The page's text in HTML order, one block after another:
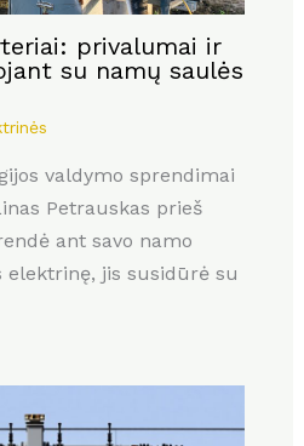
privalumai ir
su namų saulės
valdymo sprendimai
Petrauskas prieš
ant savo namo
elektrinę, jis susidūrė su